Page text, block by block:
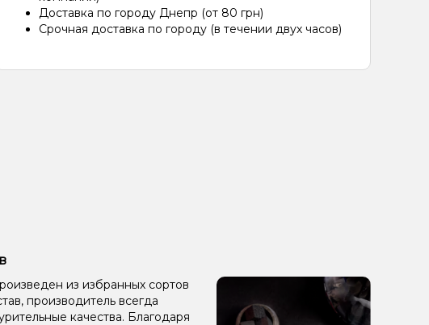
Доставка по городу Днепр (от 80 грн)
Срочная доставка по городу (в течении двух часов)
из избранных сортов
производитель всегда
качества. Благодаря